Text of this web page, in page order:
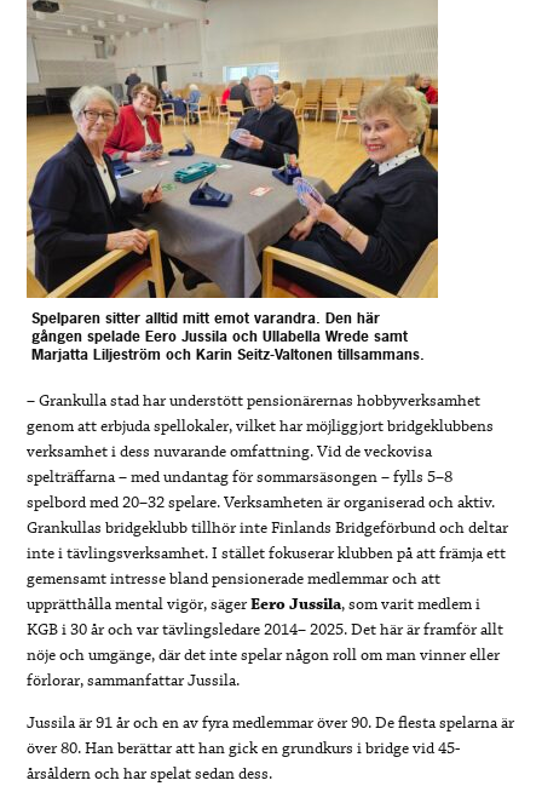
Spelparen sitter alltid mitt emot varandra. Den här
gången spelade Eero Jussila och Ullabella Wrede samt
Marjatta Liljeström och Karin Seitz-Valtonen tillsammans.
– Grankulla stad har understött pensionärernas hobbyverksamhet
genom att erbjuda spellokaler, vilket har möjliggjort bridgeklubbens
verksamhet i dess nuvarande omfattning. Vid de veckovisa
spelträffarna – med undantag för sommarsäsongen – fylls 5–8
spelbord med 20–32 spelare. Verksamheten är organiserad och aktiv.
Grankullas bridgeklubb tillhör inte Finlands Bridgeförbund och deltar
inte i tävlingsverksamhet. I stället fokuserar klubben på att främja ett
gemensamt intresse bland pensionerade medlemmar och att
upprätthålla mental vigör, sägerEero Jussila, som varit medlem i
KGB i 30 år och var tävlingsledare 2014– 2025. Det här är framför allt
nöje och umgänge, där det inte spelar någon roll om man vinner eller
förlorar, sammanfattar Jussila.
Jussila är 91 år och en av fyra medlemmar över 90. De flesta spelarna är
över 80. Han berättar att han gick en grundkurs i bridge vid 45-
årsåldern och har spelat sedan dess.